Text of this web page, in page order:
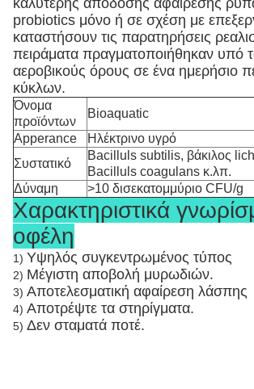
καλύτερης απόδοσης αφαίρεσης
probiotics μόνο ή σε σχέση με
καταστήσουν τις παρατηρήσεις
πειράματα πραγματοποιήθηκαν υπό
αεροβικούς όρους σε ένα ημερήσιο
κύκλων.
Όνομα
προϊόντων
Bioaquatic
Apperance
Ηλέκτρινο υγρό
Συστατικό
Bacilluls subtilis, βάκιλος
Bacilluls coagulans κ.λπ.
Δύναμη
>10 δισεκατομμύριο CFU/g
Χαρακτηριστικά
οφέλη
1) Υψηλός συγκεντρωμένος τύπος
2) Μέγιστη αποβολή μυρωδιών.
3) Αποτελεσματική αφαίρεση λάσπης
4) Αποτρέψτε τα στηρίγματα.
5) Δεν σταματά ποτέ.